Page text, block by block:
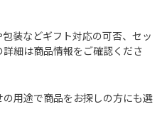
装などギフト対応の可否、セッ
細は商品情報をご確認くださ
用途で商品をお探しの方にも選